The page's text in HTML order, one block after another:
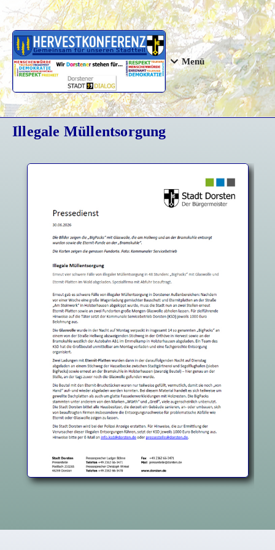
Menü
Illegale Müllentsorgung